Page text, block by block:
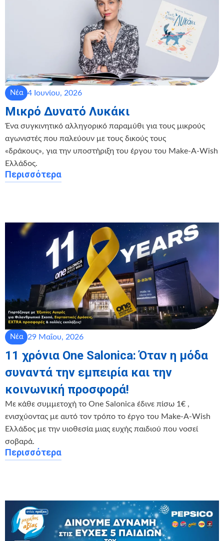
Νέα 4 Ιουνίου, 2026
Μικρό Δυνατό Λυκάκι
Ένα συγκινητικό αλληγορικό παραμύθι για τους μικρούς
αγωνιστές που παλεύουν με τους δικούς τους
«δράκους», για την υποστήριξη του έργου του Make-A-Wish
Ελλάδος.
Περισσότερα
Νέα 29 Μαΐου, 2026
11 χρόνια One Salonica: Όταν η μόδα
συναντά την εμπειρία και την
κοινωνική προσφορά!
Με κάθε συμμετοχή το One Salonica έδινε πίσω 1€ ,
ενισχύοντας με αυτό τον τρόπο το έργο του Make-A-Wish
Ελλάδος με την υιοθεσία μιας ευχής παιδιού που νοσεί
σοβαρά.
Περισσότερα